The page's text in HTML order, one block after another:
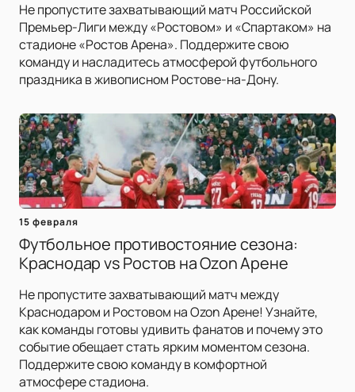
Не пропустите захватывающий матч Российской
Премьер-Лиги между «Ростовом» и «Спартаком» на
стадионе «Ростов Арена». Поддержите свою
команду и насладитесь атмосферой футбольного
праздника в живописном Ростове-на-Дону.
15 февраля
Футбольное противостояние сезона:
Краснодар vs Ростов на Ozon Арене
Не пропустите захватывающий матч между
Краснодаром и Ростовом на Ozon Арене! Узнайте,
как команды готовы удивить фанатов и почему это
событие обещает стать ярким моментом сезона.
Поддержите свою команду в комфортной
атмосфере стадиона.